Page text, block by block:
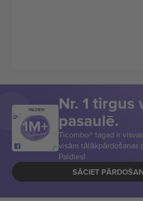
PALDIES! Nr. 1 tirgus
pasaulē.
Ticombo® tagad ir
visām tālākpārdošanas
Paldies!
SĀCIET